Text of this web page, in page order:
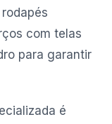
com telas
para garantir
é